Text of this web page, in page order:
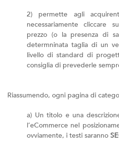
2) permette agli
necessariamente cliccare
prezzo (o la presenza di
determninata taglia di un
livello di standard di
consiglia di prevederle
Riassumendo, ogni pagina di
a) Un titolo e una
l’eCommerce nel
ovviamente, i testi saranno